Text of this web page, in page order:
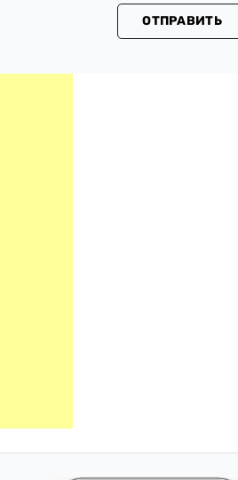
ОТПРАВИТЬ